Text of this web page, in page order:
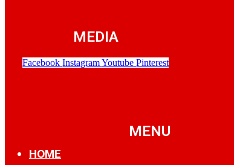
MEDIA
Facebook Instagram Youtube Pinterest
MENU
HOME